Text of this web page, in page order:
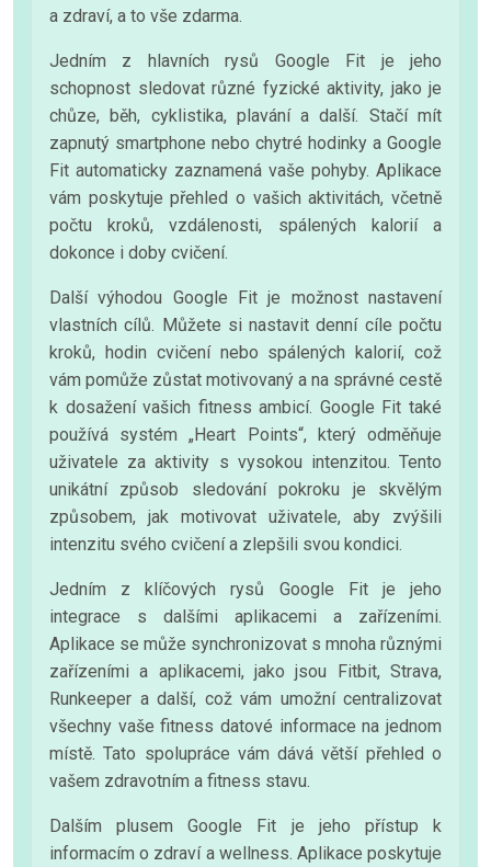
a zdraví, a to vše zdarma.
Jedním z hlavních rysů Google Fit je jeho
schopnost sledovat různé fyzické aktivity, jako je
chůze, běh, cyklistika, plavání a další. Stačí mít
zapnutý smartphone nebo chytré hodinky a Google
Fit automaticky zaznamená vaše pohyby. Aplikace
vám poskytuje přehled o vašich aktivitách, včetně
počtu kroků, vzdálenosti, spálených kalorií a
dokonce i doby cvičení.
Další výhodou Google Fit je možnost nastavení
vlastních cílů. Můžete si nastavit denní cíle počtu
kroků, hodin cvičení nebo spálených kalorií, což
vám pomůže zůstat motivovaný a na správné cestě
k dosažení vašich fitness ambicí. Google Fit také
používá systém „Heart Points“, který odměňuje
uživatele za aktivity s vysokou intenzitou. Tento
unikátní způsob sledování pokroku je skvělým
způsobem, jak motivovat uživatele, aby zvýšili
intenzitu svého cvičení a zlepšili svou kondici.
Jedním z klíčových rysů Google Fit je jeho
integrace s dalšími aplikacemi a zařízeními.
Aplikace se může synchronizovat s mnoha různými
zařízeními a aplikacemi, jako jsou Fitbit, Strava,
Runkeeper a další, což vám umožní centralizovat
všechny vaše fitness datové informace na jednom
místě. Tato spolupráce vám dává větší přehled o
vašem zdravotním a fitness stavu.
Dalším plusem Google Fit je jeho přístup k
informacím o zdraví a wellness. Aplikace poskytuje